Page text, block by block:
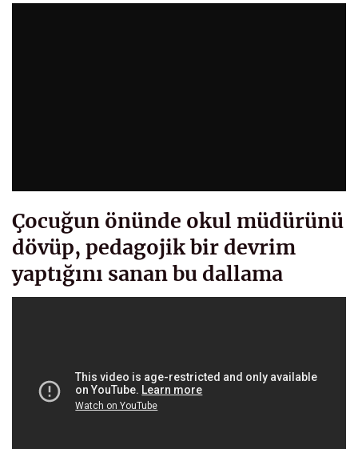
Çocuğun önünde okul müdürünü
dövüp, pedagojik bir devrim
yaptığını sanan bu dallama